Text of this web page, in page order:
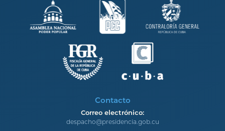
Contacto
Correo electrónico:
despacho@presidencia.gob.cu